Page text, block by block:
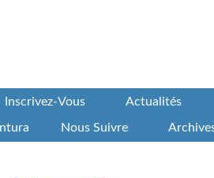
Inscrivez-Vous Actualités
Nous Suivre